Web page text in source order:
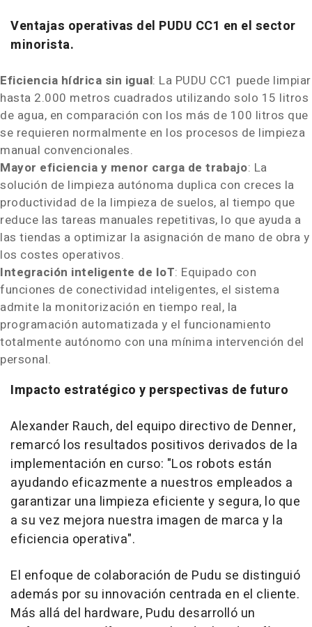
Ventajas operativas del PUDU CC1 en el sector
minorista.
Eficiencia hídrica sin igual: La PUDU CC1 puede limpiar
hasta 2.000 metros cuadrados utilizando solo 15 litros
de agua, en comparación con los más de 100 litros que
se requieren normalmente en los procesos de limpieza
manual convencionales.
Mayor eficiencia y menor carga de trabajo: La
solución de limpieza autónoma duplica con creces la
productividad de la limpieza de suelos, al tiempo que
reduce las tareas manuales repetitivas, lo que ayuda a
las tiendas a optimizar la asignación de mano de obra y
los costes operativos.
Integración inteligente de IoT: Equipado con
funciones de conectividad inteligentes, el sistema
admite la monitorización en tiempo real, la
programación automatizada y el funcionamiento
totalmente autónomo con una mínima intervención del
personal.
Impacto estratégico y perspectivas de futuro
Alexander Rauch, del equipo directivo de Denner,
remarcó los resultados positivos derivados de la
implementación en curso: "Los robots están
ayudando eficazmente a nuestros empleados a
garantizar una limpieza eficiente y segura, lo que
a su vez mejora nuestra imagen de marca y la
eficiencia operativa".
El enfoque de colaboración de Pudu se distinguió
además por su innovación centrada en el cliente.
Más allá del hardware, Pudu desarrolló un